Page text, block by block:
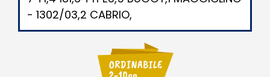
- 1302/03,2 CABRIO,